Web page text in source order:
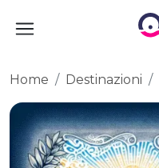
Home Destinazioni